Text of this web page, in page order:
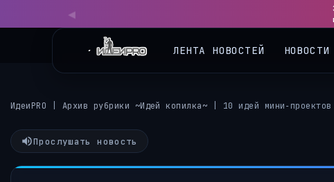
ИдеиPRO Архив рубрики ~Идей копилка~ 10 идей
Прослушать новость